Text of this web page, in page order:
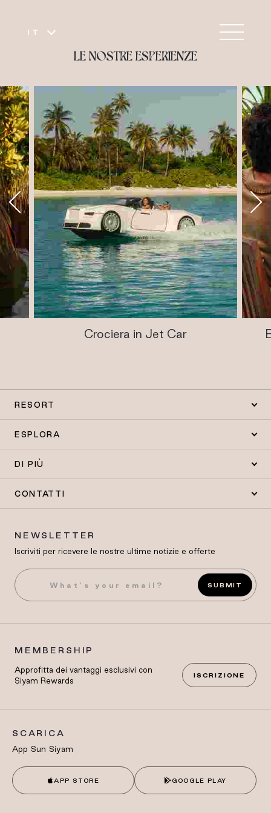
IT
LE NOSTRE ESPERIENZE
Crociera in Jet Car
RESORT
ESPLORA
DI PIÙ
CONTATTI
NEWSLETTER
Iscriviti per ricevere le nostre ultime notizie e offerte
SUBMIT
MEMBERSHIP
Approfitta dei vantaggi esclusivi con
Siyam Rewards
ISCRIZIONE
SCARICA
App Sun Siyam
APP STORE GOOGLE PLAY